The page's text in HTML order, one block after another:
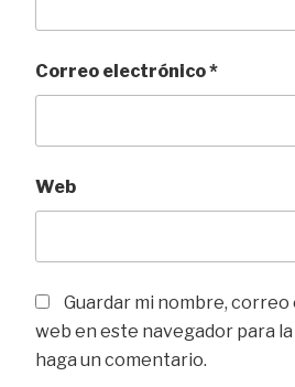
Correo electrónico*
Web
Guardar mi nombre,
web en este navegador para
haga un comentario.